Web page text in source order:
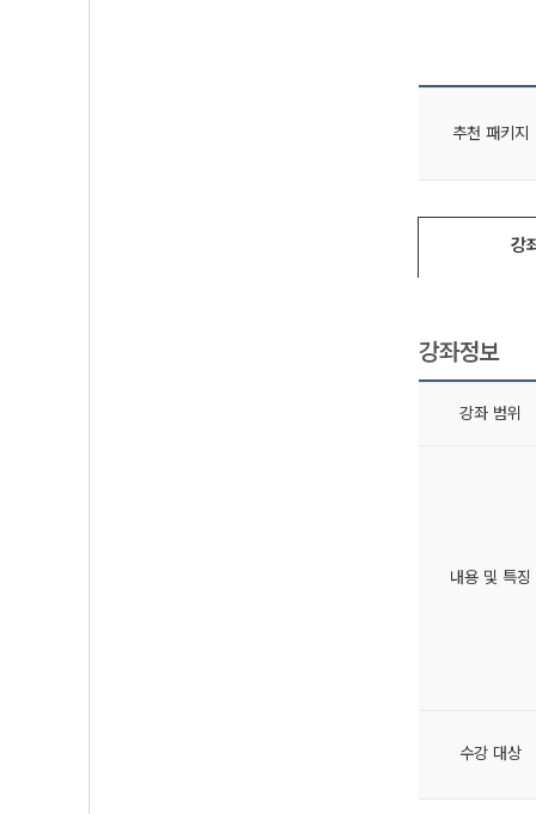
추천 패키지
강
강좌정보
강좌 범위
내용 및 특징
수강 대상